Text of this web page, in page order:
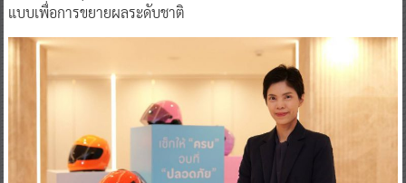
แบบเพื่อการขยายผลระดับชาติ